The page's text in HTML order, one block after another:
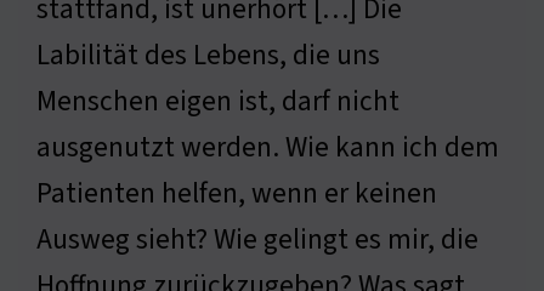
stattfand, ist unerhört […] Die
Labilität des Lebens, die uns
Menschen eigen ist, darf nicht
ausgenutzt werden. Wie kann ich dem
Patienten helfen, wenn er keinen
Ausweg sieht? Wie gelingt es mir, die